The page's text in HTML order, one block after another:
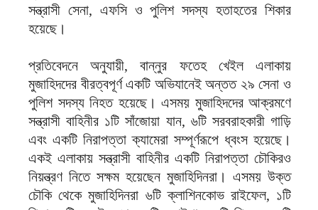
সন্ত্রাসী সেনা, এফসি ও পুলিশ সদস্য হতাহতের শিকার
হয়েছে।
প্রতিবেদনে অনুযায়ী, বান্নুর ফতেহ খেইল এলাকায়
মুজাহিদদের বীরত্বপূর্ণ একটি অভিযানেই অন্তত ২৯ সেনা ও
পুলিশ সদস্য নিহত হয়েছে। এসময় মুজাহিদদের আক্রমণে
সন্ত্রাসী বাহিনীর ১টি সাঁজোয়া যান, ৬টি সরবরাহকারী গাড়ি
এবং একটি নিরাপত্তা ক্যামেরা সম্পূর্ণরূপে ধ্বংস হয়েছে।
একই এলাকায় সন্ত্রাসী বাহিনীর একটি নিরাপত্তা চৌকিরও
নিয়ন্ত্রণ নিতে সক্ষম হয়েছেন মুজাহিদিনরা। এসময় উক্ত
চৌকি থেকে মুজাহিদিনরা ৬টি ক্লাশিনকোভ রাইফেল, ১টি